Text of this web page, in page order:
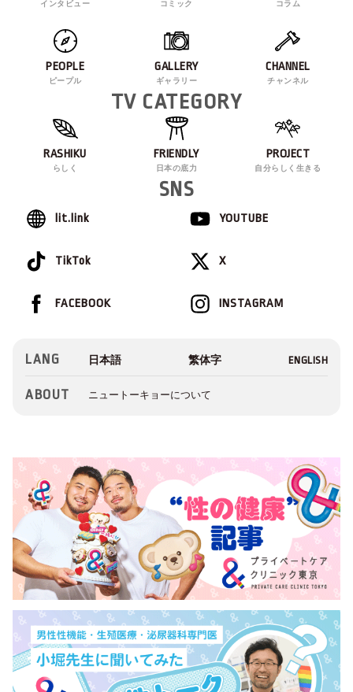
インタビュー コミック コラム
PEOPLE
ピープル
GALLERY
ギャラリー
CHANNEL
チャンネル
TV CATEGORY
RASHIKU
らしく
FRIENDLY
日本の底力
PROJECT
自分らしく生きる
SNS
lit.link YOUTUBE
TikTok X
INSTAGRAM
FACEBOOK
LANG
ABOUT ニュートーキョーについて